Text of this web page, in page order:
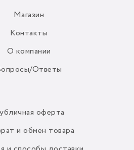
Магазин
Контакты
О компании
Ответы
оферта
и обмен товара